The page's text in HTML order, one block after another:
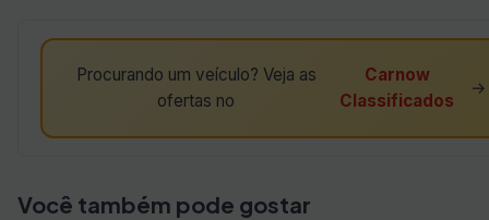
Procurando um veículo? Veja as
ofertas no
Carnow
Classificados
→
Você também pode gostar